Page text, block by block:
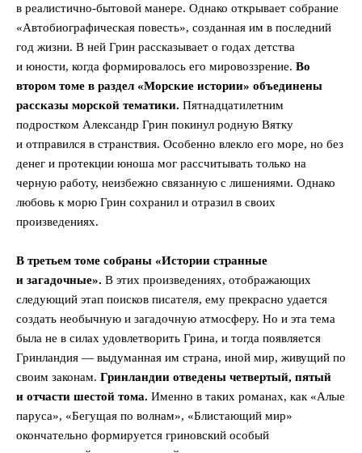
в реалистично-бытовой манере. Однако открывает собрание
«Автобиографическая повесть», созданная им в последний
год жизни. В ней Грин рассказывает о годах детства
и юности, когда формировалось его мировоззрение. Во
втором томе в раздел «Морские истории» объединены
рассказы морской тематики. Пятнадцатилетним
подростком Александр Грин покинул родную Вятку
и отправился в странствия. Особенно влекло его море, но без
денег и протекции юноша мог рассчитывать только на
черную работу, неизбежно связанную с лишениями. Однако
любовь к морю Грин сохранил и отразил в своих
произведениях.
В третьем томе собраны «Истории странные
и загадочные». В этих произведениях, отображающих
следующий этап поисков писателя, ему прекрасно удается
создать необычную и загадочную атмосферу. Но и эта тема
была не в силах удовлетворить Грина, и тогда появляется
Гринландия — выдуманная им страна, иной мир, живущий по
своим законам. Гринландии отведены четвертый, пятый
и отчасти шестой тома. Именно в таких романах, как «Алые
паруса», «Бегущая по волнам», «Блистающий мир»
окончательно формируется гриновский особый